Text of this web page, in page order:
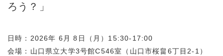
ろう？」
日時：2026年 6月 8日（月）15:30-17:00
会場：山口県立大学3号館C546室（山口市桜畠6丁目2-1）